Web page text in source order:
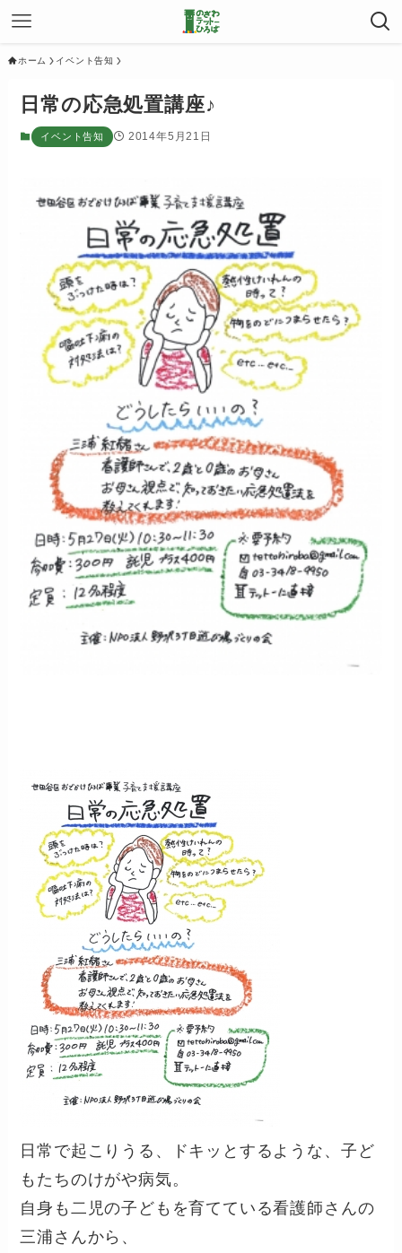
ホーム イベント告知
日常の応急処置講座♪
イベント告知 2014年5月21日
日常で起こりうる、ドキッとするような、子ど
もたちのけがや病気。
自身も二児の子どもを育てている看護師さんの
三浦さんから、